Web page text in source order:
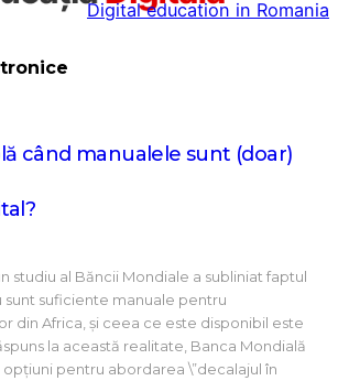
Digital education in Romania
când manualele sunt (doar)
studiu al Băncii Mondiale a subliniat faptul
sunt suficiente manuale pentru
din Africa, și ceea ce este disponibil este
la această realitate, Banca Mondială
pentru abordarea \”decalajul în